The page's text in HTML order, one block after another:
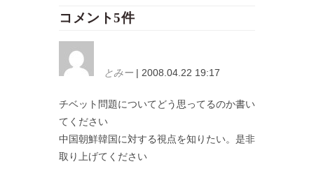
コメント5件
とみー | 2008.04.22 19:17
チベット問題についてどう思ってるのか書い
てください
中国朝鮮韓国に対する視点を知りたい。是非
取り上げてください